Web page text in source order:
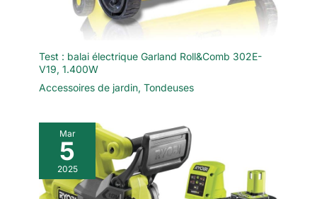
Test : balai électrique Garland Roll&Comb 302E-
V19, 1.400W
Accessoires de jardin, Tondeuses
Mar
5
2025